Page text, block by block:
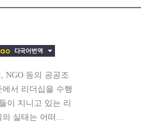
NGO 등의 공공조
서 리더십을 수행
이 지니고 있는 리
실태는 어떠...